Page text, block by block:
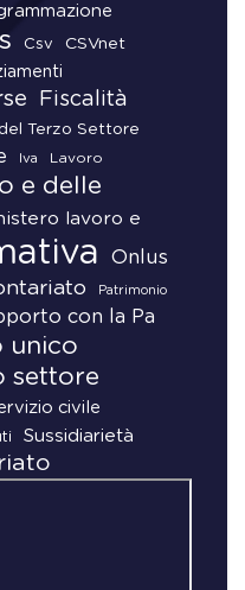
Csv CSVnet
Fiscalità
Terzo Settore
Iva Lavoro
e delle
lavoro e
Onlus
Patrimonio
con la Pa
unico
settore
civile
Sussidiarietà